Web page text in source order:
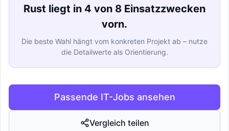
Rust liegt in 4 von 8 Einsatzzwecken
vorn.
Die beste Wahl hängt vom konkreten Projekt ab – nutze
die Detailwerte als Orientierung.
Passende IT-Jobs ansehen
Vergleich teilen